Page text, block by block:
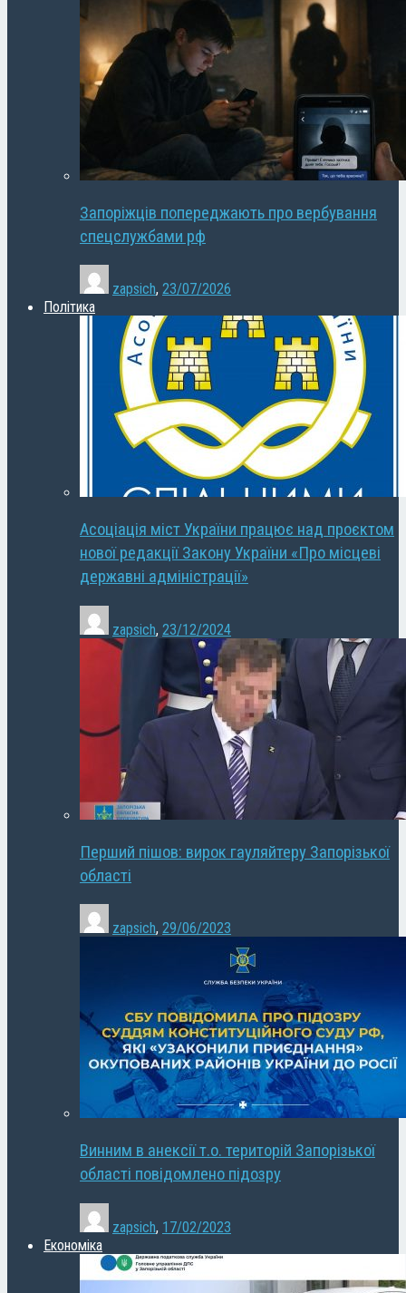
Запоріжців попереджають про вербування
спецслужбами рф
zapsich, 23/07/2026
Політика
Асоціація міст України працює над проєктом
нової редакції Закону України «Про місцеві
державні адміністрації»
zapsich, 23/12/2024
Перший пішов: вирок гауляйтеру Запорізької
області
zapsich, 29/06/2023
Винним в анексії т.о. територій Запорізької
області повідомлено підозру
zapsich, 17/02/2023
Економіка